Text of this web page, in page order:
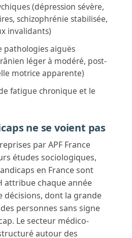
(dépression sévère,
schizophrénie stabilisée,
invalidants)
pathologies aiguës
léger à modéré, post-
motrice apparente)
fatigue chronique et le
ne se voient pas
par APF France
études sociologiques,
en France sont
attribue chaque année
décisions, dont la grande
personnes sans signe
Le secteur médico-
autour des